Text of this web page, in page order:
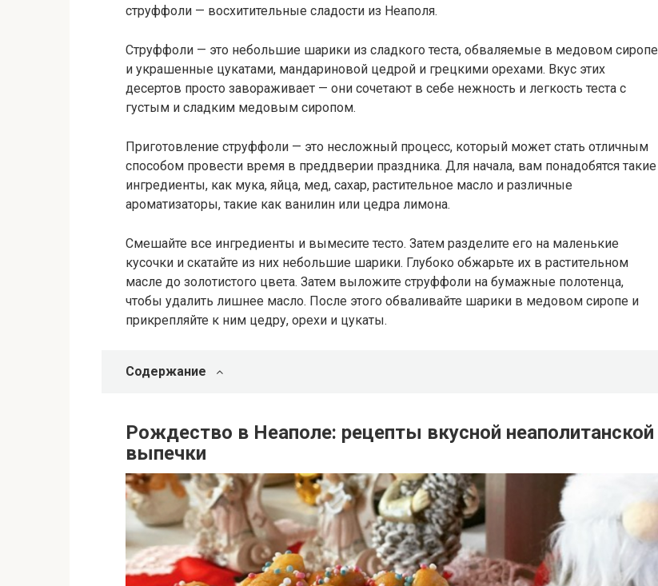
струффоли — восхитительные сладости из Неаполя.
Струффоли — это небольшие шарики из сладкого теста, обваляемые в медовом сиропе
и украшенные цукатами, мандариновой цедрой и грецкими орехами. Вкус этих
десертов просто завораживает — они сочетают в себе нежность и легкость теста с
густым и сладким медовым сиропом.
Приготовление струффоли — это несложный процесс, который может стать отличным
способом провести время в преддверии праздника. Для начала, вам понадобятся такие
ингредиенты, как мука, яйца, мед, сахар, растительное масло и различные
ароматизаторы, такие как ванилин или цедра лимона.
Смешайте все ингредиенты и вымесите тесто. Затем разделите его на маленькие
кусочки и скатайте из них небольшие шарики. Глубоко обжарьте их в растительном
масле до золотистого цвета. Затем выложите струффоли на бумажные полотенца,
чтобы удалить лишнее масло. После этого обваливайте шарики в медовом сиропе и
прикрепляйте к ним цедру, орехи и цукаты.
Содержание
Рождество в Неаполе: рецепты вкусной неаполитанской
выпечки